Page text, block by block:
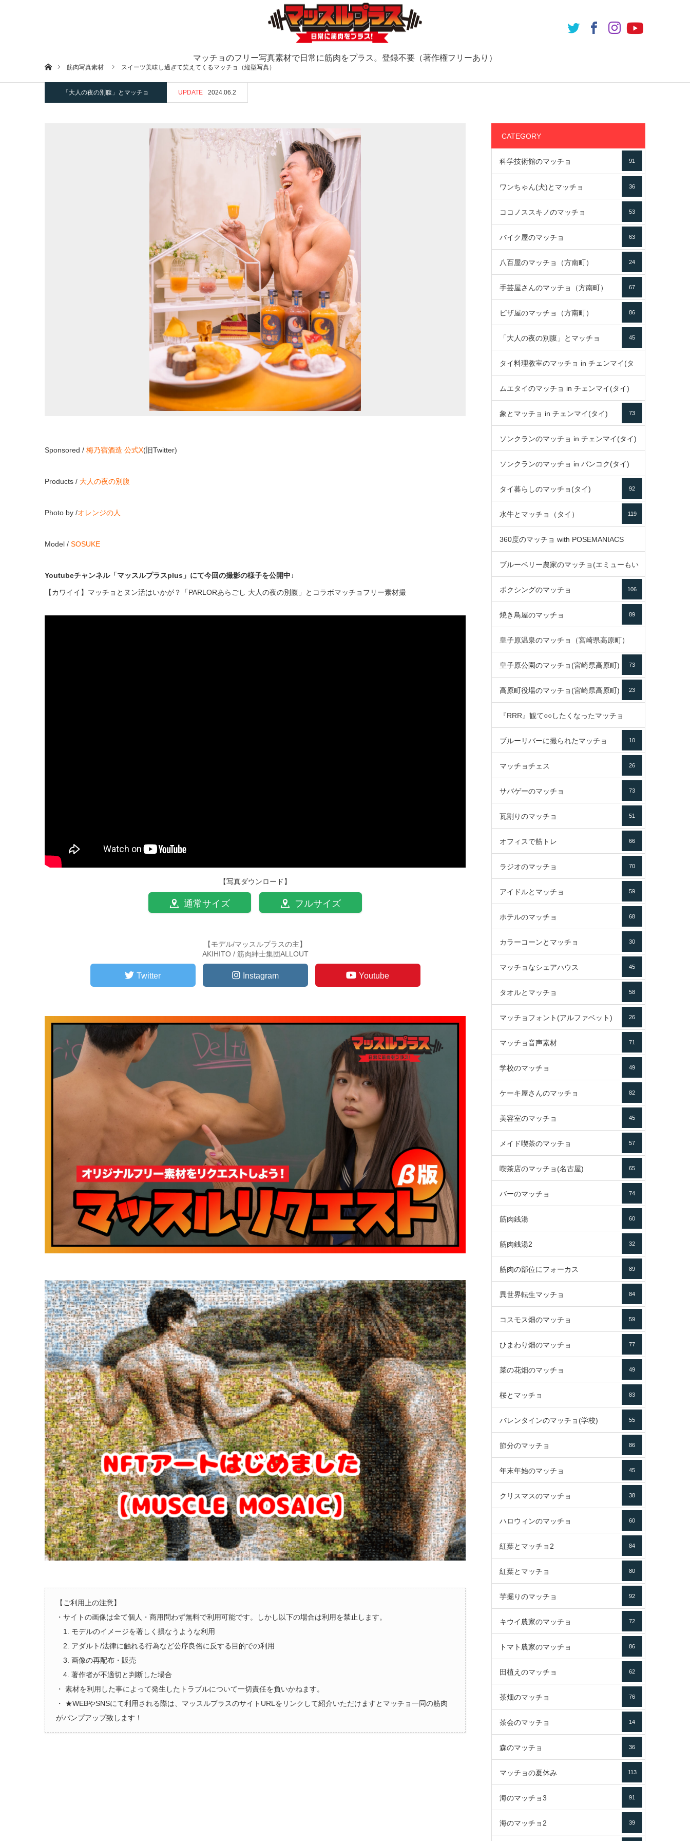
マッチョのフリー写真素材で日常に筋肉をプラス。登録不要（著作権フリーあり）
ホーム筋肉写真素材 スイーツ美味し過ぎて笑えてくるマッチョ（縦型写真）
「大人の夜の別腹」とマッチョ UPDATE 2024.06.2
Sponsored / 梅乃宿酒造 公式X(旧Twitter)
Products / 大人の夜の別腹
Photo by /オレンジの人
Model / SOSUKE
Youtubeチャンネル「マッスルプラスplus」にて今回の撮影の様子を公開中↓
【カワイイ】マッチョとヌン活はいかが？「PARLORあらごし 大人の夜の別腹」とコラボマッチョフリー素材撮
【写真ダウンロード】
通常サイズ フルサイズ
【モデル/マッスルプラスの主】
AKIHITO / 筋肉紳士集団ALLOUT
Twitter Instagram Youtube
【ご利用上の注意】
・サイトの画像は全て個人・商用問わず無料で利用可能です。しかし以下の場合は利用を禁止します。
1. モデルのイメージを著しく損なうような利用
2. アダルト/法律に触れる行為など公序良俗に反する目的での利用
3. 画像の再配布・販売
4. 著作者が不適切と判断した場合
・ 素材を利用した事によって発生したトラブルについて一切責任を負いかねます。
・ ★WEBやSNSにて利用される際は、マッスルプラスのサイトURLをリンクして紹介いただけますとマッチョ一同の筋肉
がパンプアップ致します！
CATEGORY
科学技術館のマッチョ 91
ワンちゃん(犬)とマッチョ 36
ココノススキノのマッチョ 53
バイク屋のマッチョ 63
八百屋のマッチョ（方南町） 24
手芸屋さんのマッチョ（方南町） 67
ピザ屋のマッチョ（方南町） 86
「大人の夜の別腹」とマッチョ 45
タイ料理教室のマッチョ in チェンマイ(タ
イ)
ムエタイのマッチョ in チェンマイ(タイ)
79
象とマッチョ in チェンマイ(タイ) 73
ソンクランのマッチョ in チェンマイ(タイ)
ソンクランのマッチョ in バンコク(タイ)
85
タイ暮らしのマッチョ(タイ) 92
水牛とマッチョ（タイ） 119
360度のマッチョ with POSEMANIACS
49
ブルーベリー農家のマッチョ(エミューもい
るよ) 72
ボクシングのマッチョ 106
焼き鳥屋のマッチョ 89
皇子原温泉のマッチョ（宮崎県高原町）
133
皇子原公園のマッチョ(宮崎県高原町) 73
高原町役場のマッチョ(宮崎県高原町) 23
『RRR』観て○○したくなったマッチョ
16
ブルーリバーに撮られたマッチョ 10
マッチョチェス 26
サバゲーのマッチョ 73
瓦割りのマッチョ 51
オフィスで筋トレ 66
ラジオのマッチョ 70
アイドルとマッチョ 59
ホテルのマッチョ 68
カラーコーンとマッチョ 30
マッチョなシェアハウス 45
タオルとマッチョ 58
マッチョフォント(アルファベット) 26
マッチョ音声素材 71
学校のマッチョ 49
ケーキ屋さんのマッチョ 82
美容室のマッチョ 45
メイド喫茶のマッチョ 57
喫茶店のマッチョ(名古屋) 65
バーのマッチョ 74
筋肉銭湯 60
筋肉銭湯2 32
筋肉の部位にフォーカス 89
異世界転生マッチョ 84
コスモス畑のマッチョ 59
ひまわり畑のマッチョ 77
菜の花畑のマッチョ 49
桜とマッチョ 83
バレンタインのマッチョ(学校) 55
節分のマッチョ 86
年末年始のマッチョ 45
クリスマスのマッチョ 38
ハロウィンのマッチョ 60
紅葉とマッチョ2 84
紅葉とマッチョ 80
芋掘りのマッチョ 92
キウイ農家のマッチョ 72
トマト農家のマッチョ 86
田植えのマッチョ 62
茶畑のマッチョ 76
茶会のマッチョ 14
森のマッチョ 36
マッチョの夏休み 113
海のマッチョ3 91
海のマッチョ2 39